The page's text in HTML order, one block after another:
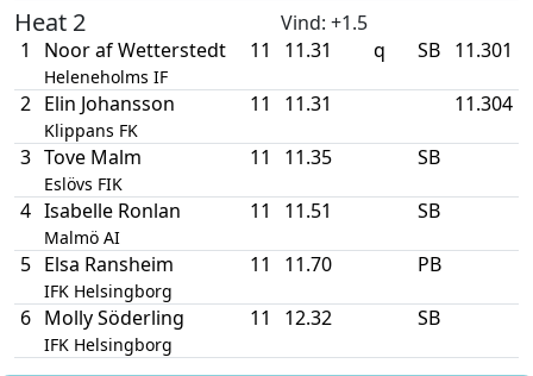
Heat 2 Vind: +1.5
1
Noor af Wetterstedt
Heleneholms IF
11 11.31 q SB 11.301
2 Elin Johansson
Klippans FK
11 11.31 11.304
3 Tove Malm
Eslövs FIK
11 11.35 SB
4 Isabelle Ronlan
Malmö AI
11 11.51 SB
5 Elsa Ransheim
IFK Helsingborg
11 11.70 PB
6 Molly Söderling
IFK Helsingborg
11 12.32 SB